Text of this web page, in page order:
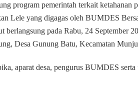
0109/Munjul
Menghadiri
Program
Ketahanan
program pemerintah terkait ketahanan
Lele yang digagas oleh BUMDES
berlangsung pada Rabu, 24 September
Desa Gunung Batu, Kecamatan
aparat desa, pengurus BUMDES